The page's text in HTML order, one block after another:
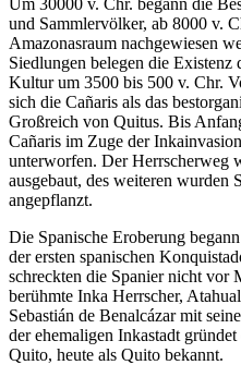
und Sammlervölker, ab 8000 v.
Amazonasraum nachgewiesen
Siedlungen belegen die
Kultur um 3500 bis 500 v. Chr.
sich die Cañaris als das
Großreich von Quitus. Bis
Cañaris im Zuge der
unterworfen. Der Herrscherweg
ausgebaut, des weiteren wurden
angepflanzt.
Die Spanische Eroberung
der ersten spanischen
schreckten die Spanier nicht vor
berühmte Inka Herrscher,
Sebastián de Benalcázar mit
der ehemaligen Inkastadt
Quito, heute als Quito bekannt.